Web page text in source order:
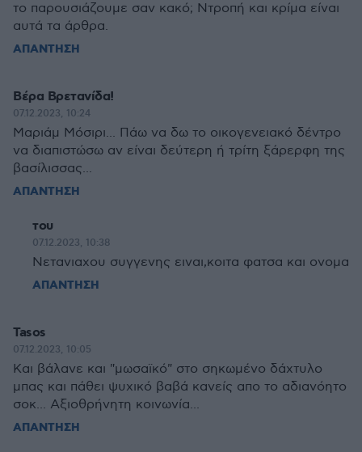
το παρουσιάζουμε σαν κακό; Ντροπή και κρίμα είναι
αυτά τα άρθρα.
ΑΠΑΝΤΗΣΗ
Βέρα Βρετανίδα!
07.12.2023, 10:24
Μαριάμ Μόσιρι... Πάω να δω το οικογενειακό δέντρο
να διαπιστώσω αν είναι δεύτερη ή τρίτη ξάρερφη της
βασίλισσας...
ΑΠΑΝΤΗΣΗ
του
07.12.2023, 10:38
Νετανιαχου συγγενης ειναι,κοιτα φατσα και ονομα
ΑΠΑΝΤΗΣΗ
Tasos
07.12.2023, 10:05
Και βάλανε και "μωσαϊκό" στο σηκωμένο δάχτυλο
μπας και πάθει ψυχικό βαβά κανείς απο το αδιανόητο
σοκ... Αξιοθρήνητη κοινωνία...
ΑΠΑΝΤΗΣΗ